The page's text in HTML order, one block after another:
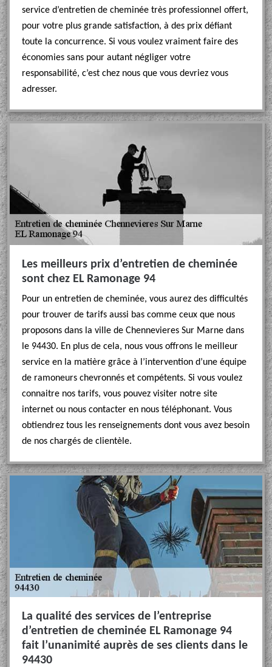
service d’entretien de cheminée très professionnel offert,
pour votre plus grande satisfaction, à des prix défiant
toute la concurrence. Si vous voulez vraiment faire des
économies sans pour autant négliger votre
responsabilité, c’est chez nous que vous devriez vous
adresser.
Les meilleurs prix d’entretien de cheminée
sont chez EL Ramonage 94
Pour un entretien de cheminée, vous aurez des difficultés
pour trouver de tarifs aussi bas comme ceux que nous
proposons dans la ville de Chennevieres Sur Marne dans
le 94430. En plus de cela, nous vous offrons le meilleur
service en la matière grâce à l’intervention d’une équipe
de ramoneurs chevronnés et compétents. Si vous voulez
connaitre nos tarifs, vous pouvez visiter notre site
internet ou nous contacter en nous téléphonant. Vous
obtiendrez tous les renseignements dont vous avez besoin
de nos chargés de clientèle.
La qualité des services de l’entreprise
d’entretien de cheminée EL Ramonage 94
fait l’unanimité auprès de ses clients dans le
94430